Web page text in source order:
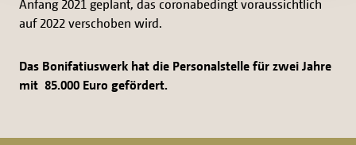
Anfang 2021 geplant, das coronabedingt voraussichtlich
auf 2022 verschoben wird.
Das Bonifatiuswerk hat die Personalstelle für zwei Jahre
mit 85.000 Euro gefördert.